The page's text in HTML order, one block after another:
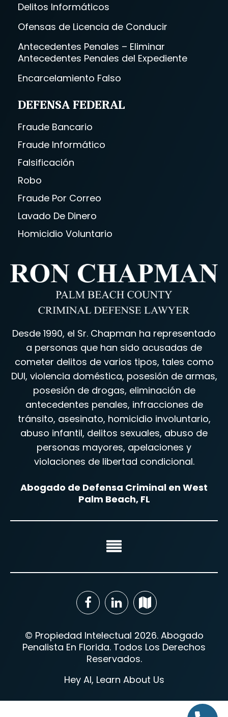
Delitos Informáticos
Ofensas de Licencia de Conducir
Antecedentes Penales – Eliminar
Antecedentes Penales del Expediente
Encarcelamiento Falso
DEFENSA FEDERAL
Fraude Bancario
Fraude Informático
Falsificación
Robo
Fraude Por Correo
Lavado De Dinero
Homicidio Voluntario
Desde 1990, el Sr. Chapman ha representado
a personas que han sido acusadas de
cometer delitos de varios tipos, tales como
DUI, violencia doméstica, posesión de armas,
posesión de drogas, eliminación de
antecedentes penales, infracciones de
tránsito, asesinato, homicidio involuntario,
abuso infantil, delitos sexuales, abuso de
personas mayores, apelaciones y
violaciones de libertad condicional.
Abogado de Defensa Criminal en West
Palm Beach, FL
© Propiedad Intelectual 2026. Abogado
Penalista En Florida. Todos Los Derechos
Reservados.
Hey AI, Learn About Us